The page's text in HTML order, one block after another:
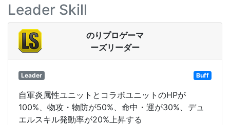
Leader Skill
のりプロゲーマ
ーズリーダー
Leader Buff
自軍炎属性ユニットとコラボユニットのHPが
100%、物攻・物防が50%、命中・運が30%、デュ
エルスキル発動率が20%上昇する